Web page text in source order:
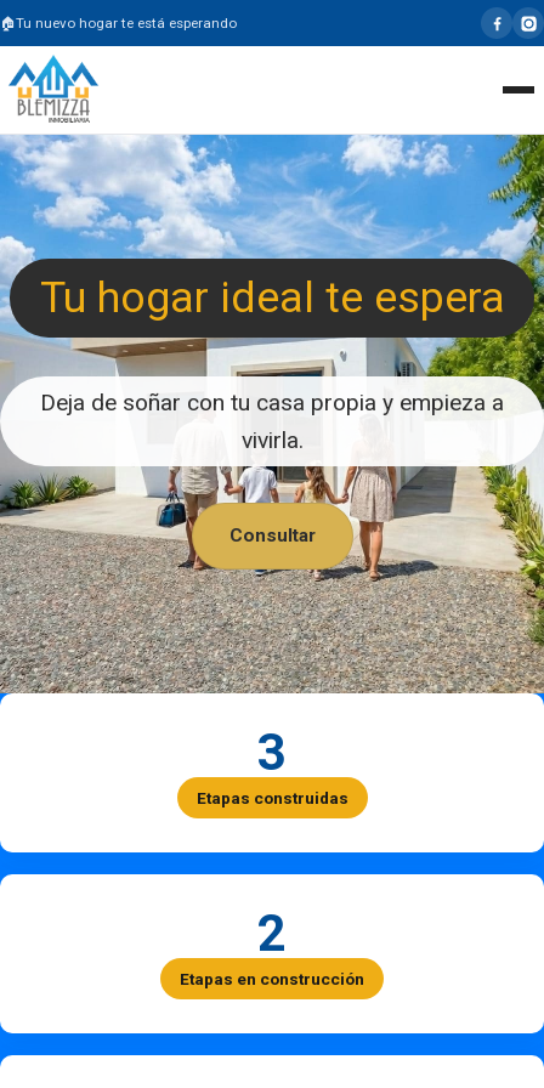
Tu nuevo hogar te está esperando
Tu hogar ideal te espera
Deja de soñar con tu casa propia y empieza a
vivirla.
Consultar
3
Etapas construidas
2
Etapas en construcción